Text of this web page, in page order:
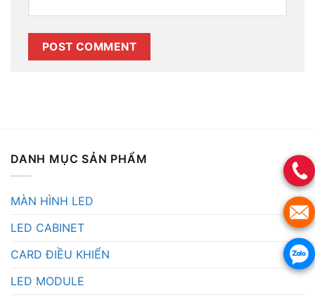
DANH MỤC SẢN PHẨM
MÀN HÌNH LED
LED CABINET
CARD ĐIỀU KHIỂN
LED MODULE